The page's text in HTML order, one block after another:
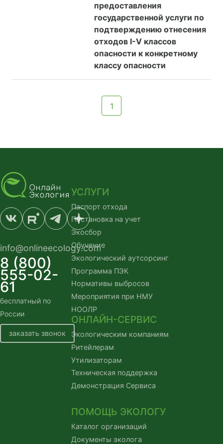
предоставления
государственной услуги по
подтверждению отнесения
отходов I-V классов
опасности к конкретному
классу опасности
1
info@onlineecology.com
8 (800)
555-02-
61
бесплатный по
России
заказать звонок
УСЛУГИ
Паспорт отхода
Постановка на учет
Экосбор
Обучение
Экологический аутсорсинг
Программа ПЭК
Нормативы выбросов
Мероприятия при НМУ
НООЛР
ОНЛАЙН-СЕРВИС
Экологическим компаниям
Ритейлерам
Утилизаторам
Техническая поддержка
Демонстрация Сервиса
ПОМОЩЬ ЭКОЛОГУ
Каталог организаций
Документы эколога